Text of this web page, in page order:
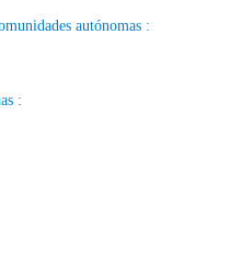
autónomas :
: